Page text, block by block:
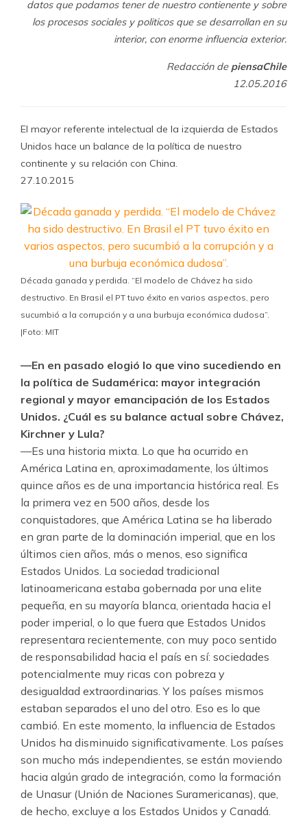
datos que podamos tener de nuestro contienente y sobre
los procesos sociales y politicos que se desarrollan en su
interior, con enorme influencia exterior.
Redacción de piensaChile
12.05.2016
El mayor referente intelectual de la izquierda de Estados
Unidos hace un balance de la política de nuestro
continente y su relación con China.
27.10.2015
Década ganada y perdida. “El modelo de Chávez ha sido
destructivo. En Brasil el PT tuvo éxito en varios aspectos, pero
sucumbió a la corrupción y a una burbuja económica dudosa”.
|Foto: MIT
—En en pasado elogió lo que vino sucediendo en
la política de Sudamérica: mayor integración
regional y mayor emancipación de los Estados
Unidos. ¿Cuál es su balance actual sobre Chávez,
Kirchner y Lula?
—Es una historia mixta. Lo que ha ocurrido en
América Latina en, aproximadamente, los últimos
quince años es de una importancia histórica real. Es
la primera vez en 500 años, desde los
conquistadores, que América Latina se ha liberado
en gran parte de la dominación imperial, que en los
últimos cien años, más o menos, eso significa
Estados Unidos. La sociedad tradicional
latinoamericana estaba gobernada por una elite
pequeña, en su mayoría blanca, orientada hacia el
poder imperial, o lo que fuera que Estados Unidos
representara recientemente, con muy poco sentido
de responsabilidad hacia el país en sí: sociedades
potencialmente muy ricas con pobreza y
desigualdad extraordinarias. Y los países mismos
estaban separados el uno del otro. Eso es lo que
cambió. En este momento, la influencia de Estados
Unidos ha disminuido significativamente. Los países
son mucho más independientes, se están moviendo
hacia algún grado de integración, como la formación
de Unasur (Unión de Naciones Suramericanas), que,
de hecho, excluye a los Estados Unidos y Canadá.